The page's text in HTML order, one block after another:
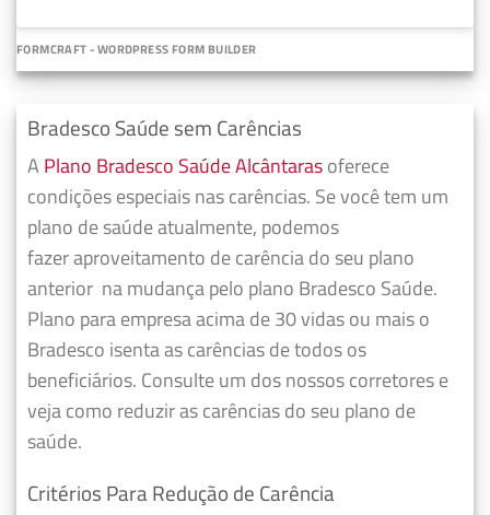
FORMCRAFT - WORDPRESS FORM BUILDER
Bradesco Saúde sem Carências
A Plano Bradesco Saúde Alcântarasoferece
condições especiais nas carências. Se você tem um
plano de saúde atualmente, podemos
fazeraproveitamento de carência do seu plano
anterior na mudança pelo plano Bradesco Saúde.
Plano para empresa acima de 30 vidas ou mais o
Bradesco isenta as carências de todos os
beneficiários. Consulte um dos nossos corretores e
veja como reduzir as carências do seu plano de
saúde.
Critérios Para Redução de Carência